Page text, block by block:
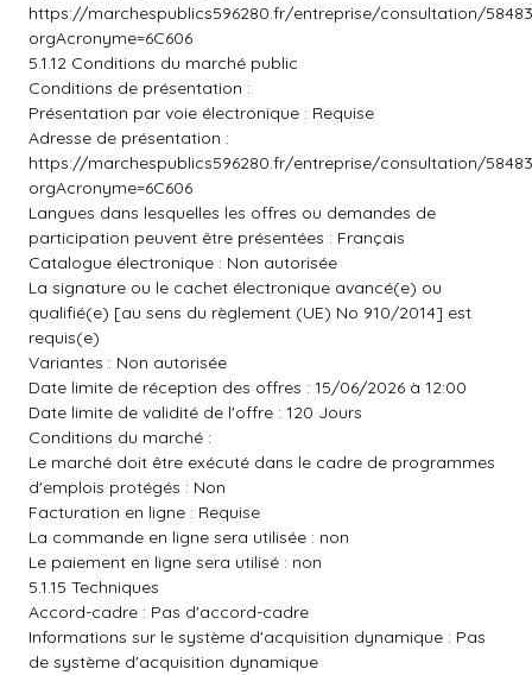
https://marchespublics596280.fr/entreprise/consultation/
orgAcronyme=6C606
5.1.12 Conditions du marché public
Conditions de présentation :
Présentation par voie électronique : Requise
Adresse de présentation :
https://marchespublics596280.fr/entreprise/consultation/
orgAcronyme=6C606
Langues dans lesquelles les offres ou demandes de
participation peuvent être présentées : Français
Catalogue électronique : Non autorisée
La signature ou le cachet électronique avancé(e) ou
qualifié(e) [au sens du règlement (UE) No 910/2014] est
requis(e)
Variantes : Non autorisée
Date limite de réception des offres : 15/06/2026 à 12:00
Date limite de validité de l'offre : 120 Jours
Conditions du marché :
Le marché doit être exécuté dans le cadre de programmes
d'emplois protégés : Non
Facturation en ligne : Requise
La commande en ligne sera utilisée : non
Le paiement en ligne sera utilisé : non
5.1.15 Techniques
Accord-cadre : Pas d'accord-cadre
Informations sur le système d'acquisition dynamique : Pas
de système d'acquisition dynamique